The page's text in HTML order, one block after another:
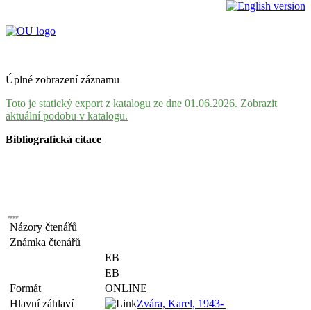
Úplné zobrazení záznamu
Toto je statický export z katalogu ze dne 01.06.2026. Zobrazit
aktuální podobu v katalogu.
Bibliografická citace
Názory čtenářů
Známka čtenářů
EB
EB
Formát
ONLINE
Hlavní záhlaví
Zvára, Karel, 1943-